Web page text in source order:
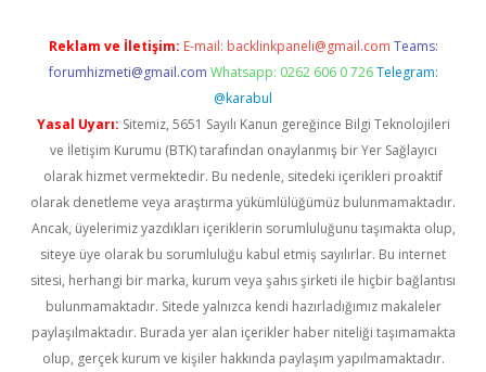
Reklam ve İletişim: E-mail: backlinkpaneli@gmail.com Teams:
forumhizmeti@gmail.com Whatsapp: 0262 606 0 726 Telegram:
@karabul
Yasal Uyarı: Sitemiz, 5651 Sayılı Kanun gereğince Bilgi Teknolojileri
ve İletişim Kurumu (BTK) tarafından onaylanmış bir Yer Sağlayıcı
olarak hizmet vermektedir. Bu nedenle, sitedeki içerikleri proaktif
olarak denetleme veya araştırma yükümlülüğümüz bulunmamaktadır.
Ancak, üyelerimiz yazdıkları içeriklerin sorumluluğunu taşımakta olup,
siteye üye olarak bu sorumluluğu kabul etmiş sayılırlar. Bu internet
sitesi, herhangi bir marka, kurum veya şahıs şirketi ile hiçbir bağlantısı
bulunmamaktadır. Sitede yalnızca kendi hazırladığımız makaleler
paylaşılmaktadır. Burada yer alan içerikler haber niteliği taşımamakta
olup, gerçek kurum ve kişiler hakkında paylaşım yapılmamaktadır.